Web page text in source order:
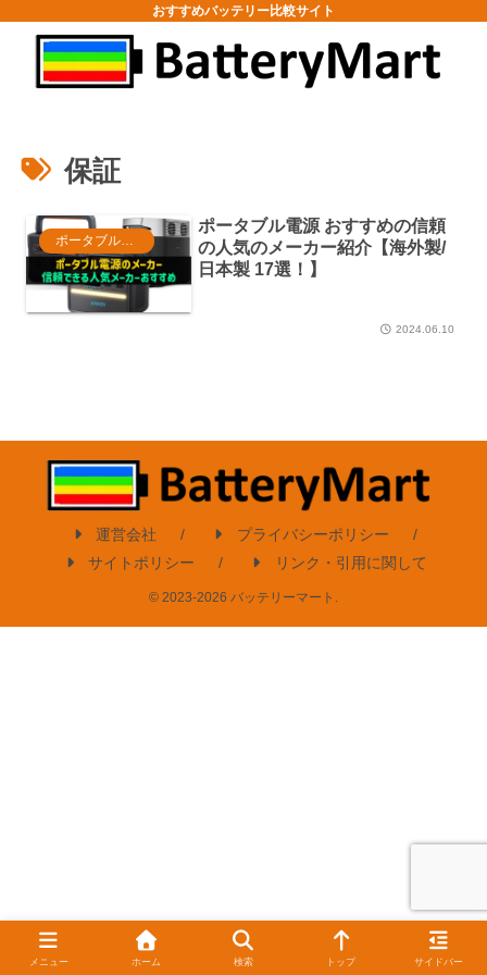
おすすめバッテリー比較サイト
保証
ポータブル電源
ポータブル電源 おすすめの信頼
の人気のメーカー紹介【海外製/
日本製 17選！】
2024.06.10
運営会社
プライバシーポリシー
サイトポリシー
リンク・引用に関して
© 2023-2026 バッテリーマート.
メニュー ホーム 検索 トップ サイドバー